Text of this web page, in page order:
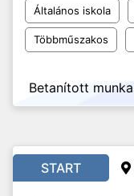
Általános iskola
Többműszakos
Betanított munka
START